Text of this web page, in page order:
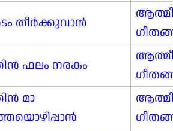
തീർക്കുവാൻ
ഫലം നരകം
മാ